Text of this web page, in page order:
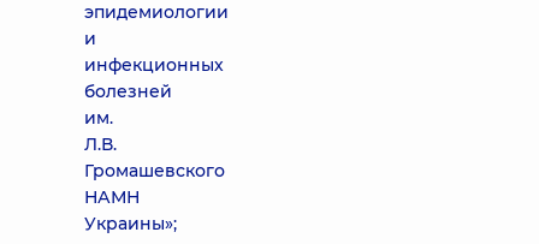
эпидемиологии
и
инфекционных
болезней
им.
Л.В.
Громашевского
НАМН
Украины»;